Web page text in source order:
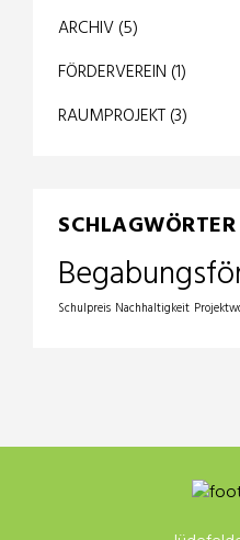
ARCHIV(5)
FÖRDERVEREIN (1)
RAUMPROJEKT(3)
SCHLAGWÖRTER
Schulpreis Nachhaltigkeit